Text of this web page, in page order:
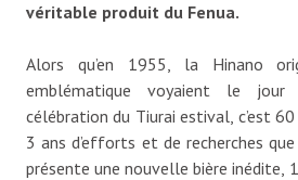
véritable produit du Fenua.
Alors qu’en 1955, la Hinano
emblématique voyaient le
célébration du Tiurai estival, c’est
3 ans d’efforts et de recherches
présente une nouvelle bière inédite,